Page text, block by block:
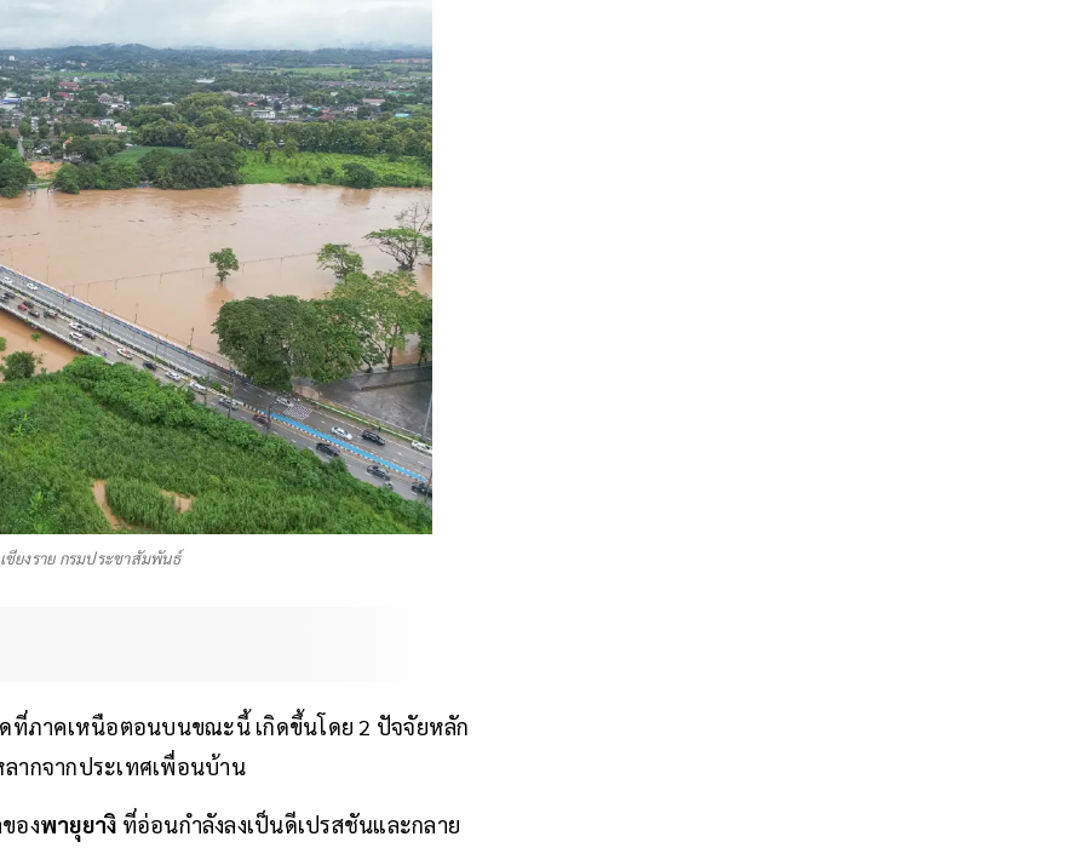
ชียงราย กรมประชาสัมพันธ์
ที่ภาคเหนือตอนบนขณะนี้ เกิดขึ้นโดย 2 ปัจจัยหลัก
ากจากประเทศเพื่อนบ้าน
องพายุยางิ ที่อ่อนกำลังลงเป็นดีเปรสชันและกลาย